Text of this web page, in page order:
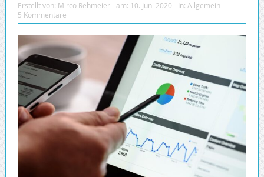
Erstellt von: Mirco Rehmeier am: 10. Juni 2020 In: Allgemein
5 Kommentare